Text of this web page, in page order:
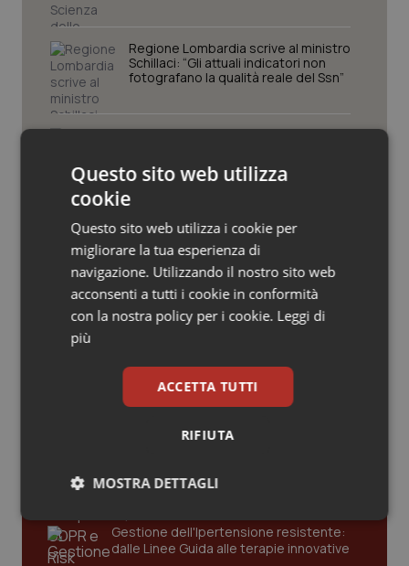
Sicilia
Toscana
Umbria
Veneto
Neuroscienze & patologie neurodegenerative
Obesità
Oftalmologia
Oncoematologia
Oncologia & Nutrizione
Psoriasi & pelle
Quotidiano Cardiologia
Quotidiano Chirurgia
Quotidiano Oncologia
Quotidiano Pediatria
Rene & patologie urogenitali
Regione Lombardia scrive al ministro
Schillaci: “Gli attuali indicatori non
fotografano la qualità reale del Ssn”
Case di comunità. La sfida ora è
punto della Conferenza delle Regioni
San Raffaele di Milano. Ispezioni e
criticità riscontrate, stop al
laboratorio di Embriologia
Ultime analisi e review da QS Pro
Cloud sanitario: infrastrutture,
Gestione dell'Ipertensione resistente:
dalle Linee Guida alle terapie innovative
Questo sito web utilizza
cookie
Questo sito web utilizza i cookie per
migliorare la tua esperienza di
navigazione. Utilizzando il nostro sito web
acconsenti a tutti i cookie in conformità
con la nostra policy per i cookie. Leggi di
più
ACCETTA TUTTI
RIFIUTA
MOSTRA DETTAGLI
Necessari Statistici Marketing